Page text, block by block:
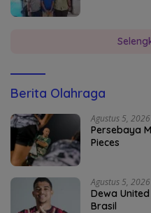
Berita Olahraga
Agustus 5, 2026
Persebaya
Pieces
Agustus 5, 2026
Dewa
Brasil